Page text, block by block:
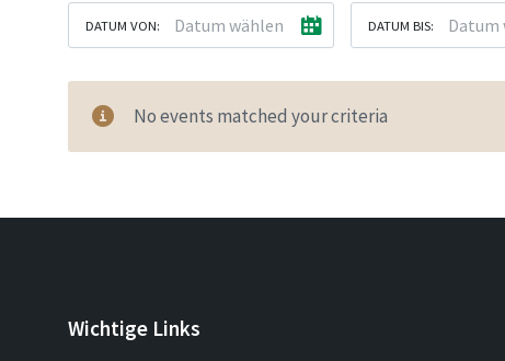
DATUM VON: DATUM BIS:
No events matched your criteria
Wichtige Links